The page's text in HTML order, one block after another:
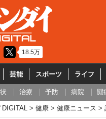
18.5万
芸能 スポーツ ライフ
治療 予防 病院 闘
DIGITAL 健康 健康ニュース